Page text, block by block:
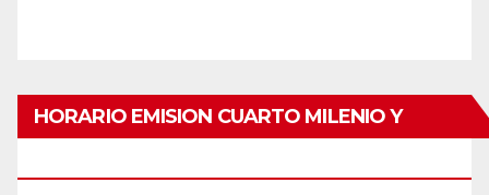
HORARIO EMISION CUARTO MILENIO Y